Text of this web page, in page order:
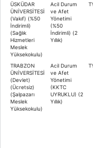
ÜSKÜDAR
ÜNİVERSİTESİ
(Vakıf) (%50
İndirimli)
(Sağlık
Hizmetleri
Meslek
Yüksekokulu)
Acil Durum
ve Afet
Yönetimi
(%50
İndirimli) (2
Yıllık)
TRABZON
ÜNİVERSİTESİ
(Devlet)
(Ücretsiz)
(Şalpazarı
Meslek
Yüksekokulu)
Acil Durum
ve Afet
Yönetimi
(KKTC
UYRUKLU) (2
Yıllık)